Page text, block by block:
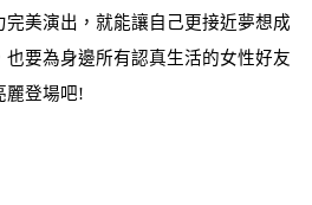
美演出，就能讓自己更接近夢想成
要為身邊所有認真生活的女性好友
麗登場吧!